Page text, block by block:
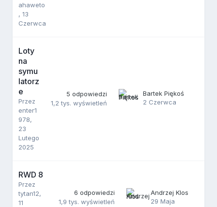
ahaweto
,13
Czerwca
Loty
na
symu
latorz
e
Przez
enter1
978,
23
Lutego
2025
5 odpowiedzi
1,2 tys. wyświetleń
Bartek Piękoś
2 Czerwca
RWD 8
Przez
tytan12,
11
6 odpowiedzi
1,9 tys. wyświetleń
Andrzej Klos
29 Maja